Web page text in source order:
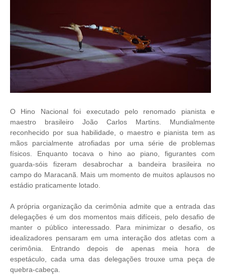
O Hino Nacional foi executado pelo renomado pianista e
maestro brasileiro João Carlos Martins. Mundialmente
reconhecido por sua habilidade, o maestro e pianista tem as
mãos parcialmente atrofiadas por uma série de problemas
físicos. Enquanto tocava o hino ao piano, figurantes com
guarda-sóis fizeram desabrochar a bandeira brasileira no
campo do Maracanã. Mais um momento de muitos aplausos no
estádio praticamente lotado.
A própria organização da cerimônia admite que a entrada das
delegações é um dos momentos mais difíceis, pelo desafio de
manter o público interessado. Para minimizar o desafio, os
idealizadores pensaram em uma interação dos atletas com a
cerimônia. Entrando depois de apenas meia hora de
espetáculo, cada uma das delegações trouxe uma peça de
quebra-cabeça.